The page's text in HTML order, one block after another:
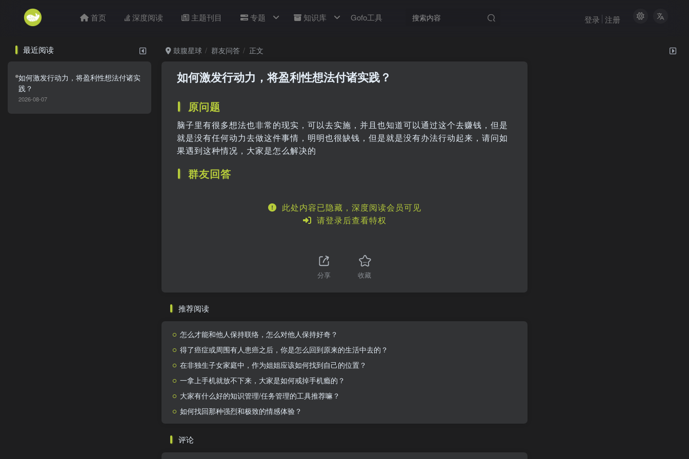
首页 深度阅读 主题刊目 专题 知识库 Gofo工具 登录 注册
最近阅读
如何激发行动力，将盈利性想法付诸实
践？
2026-08-07
鼓腹星球 群友问答 正文
如何激发行动力，将盈利性想法付诸实践？
原问题
脑子里有很多想法也非常的现实，可以去实施，并且也知道可以通过这个去赚钱，但是
就是没有任何动力去做这件事情，明明也很缺钱，但是就是没有办法行动起来，请问如
果遇到这种情况，大家是怎么解决的
群友回答
此处内容已隐藏，深度阅读会员可见
请登录后查看特权
分享 收藏
推荐阅读
怎么才能和他人保持联络，怎么对他人保持好奇？
得了癌症或周围有人患癌之后，你是怎么回到原来的生活中去的？
在非独生子女家庭中，作为姐姐应该如何找到自己的位置？
一拿上手机就放不下来，大家是如何戒掉手机瘾的？
大家有什么好的知识管理/任务管理的工具推荐嘛？
如何找回那种强烈和极致的情感体验？
评论